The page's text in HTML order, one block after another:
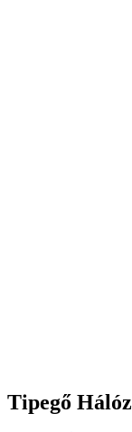
Tipegő